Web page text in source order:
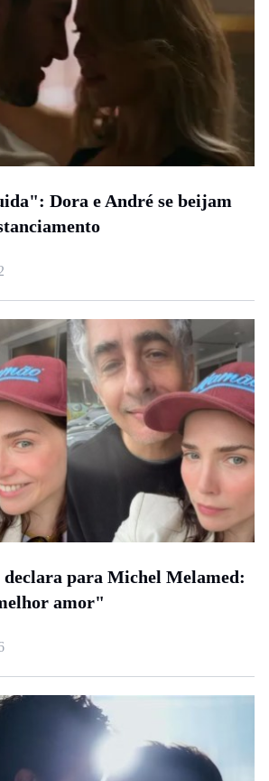
Dora e André se beijam
para Michel Melamed:
amor"